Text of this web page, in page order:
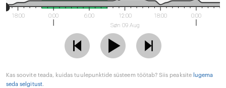
18:00 0:00 6:00
12:00
Søn 09 Aug
18:00 0:00
Kas soovite teada, kuidas tuulepunktide süsteem töötab? Siis peaksite lugema
seda selgitust.